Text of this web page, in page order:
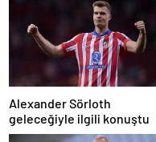
Alexander Sörloth
geleceğiyle ilgili konuştu